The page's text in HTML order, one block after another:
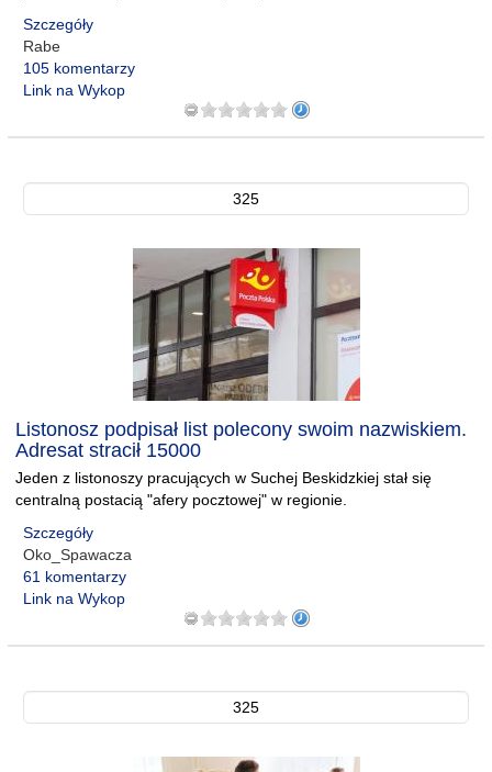
Szczegóły
Rabe
105 komentarzy
Link na Wykop
325
Listonosz podpisał list polecony swoim nazwiskiem.
Adresat stracił 15000
Jeden z listonoszy pracujących w Suchej Beskidzkiej stał się
centralną postacią "afery pocztowej" w regionie.
Szczegóły
Oko_Spawacza
61 komentarzy
Link na Wykop
325